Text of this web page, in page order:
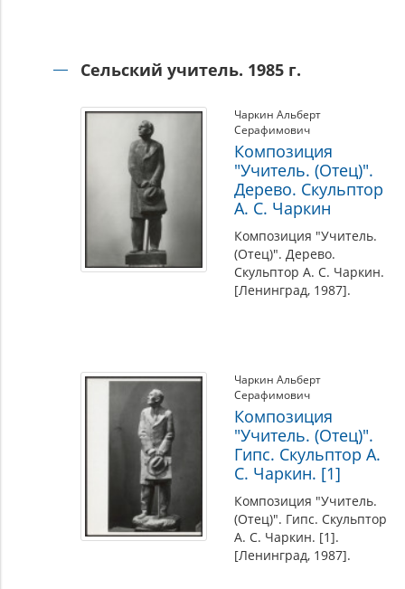
Сельский учитель. 1985 г.
Чаркин Альберт
Серафимович
Композиция
"Учитель. (Отец)".
Дерево. Скульптор
А. С. Чаркин
Композиция "Учитель.
(Отец)". Дерево.
Скульптор А. С. Чаркин.
[Ленинград, 1987].
Чаркин Альберт
Серафимович
Композиция
"Учитель. (Отец)".
Гипс. Скульптор А.
С. Чаркин. [1]
Композиция "Учитель.
(Отец)". Гипс. Скульптор
А. С. Чаркин. [1].
[Ленинград, 1987].